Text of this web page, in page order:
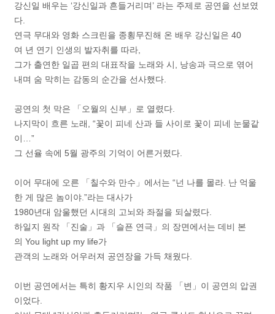
강신일 배우는 ‘강신일과 흔들거리며’ 라는 주제로 공연을 선보였
다.
연극 무대와 영화 스크린을 종횡무진해 온 배우 강신일은 40
여 년 연기 인생의 발자취를 따라,
그가 출연한 일곱 편의 대표작을 노래와 시, 낭송과 극으로 엮어
내며 숨 막히는 감동의 순간을 선사했다.
공연의 첫 막은 「오월의 신부」로 열렸다.
나지막이 흐른 노래, “꽃이 피네 산과 들 사이로 꽃이 피네 눈물같
이…”
그 선율 속에 5월 광주의 기억이 어른거렸다.
이어 무대에 오른 「칠수와 만수」에서는 “넌 나를 몰라. 난 억울
한 게 많은 놈이야.”라는 대사가
1980년대 암울했던 시대의 고뇌와 좌절을 되살렸다.
하일지 원작 「진술」과 「슬픈 연극」의 장면에서는 데비 본
의 You light up my life가
관객의 노래와 어우러져 공연장을 가득 채웠다.
이번 공연에서는 특히 황지우 시인의 작품 「변」이 공연의 압권
이었다.